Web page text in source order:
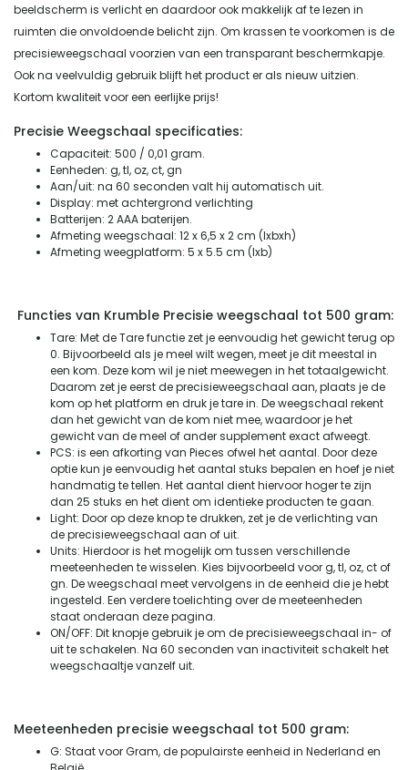
beeldscherm is verlicht en daardoor ook makkelijk af te lezen in
ruimten die onvoldoende belicht zijn. Om krassen te voorkomen is de
precisieweegschaal voorzien van een transparant beschermkapje.
Ook na veelvuldig gebruik blijft het product er als nieuw uitzien.
Kortom kwaliteit voor een eerlijke prijs!
Precisie Weegschaal specificaties:
Capaciteit: 500 / 0,01 gram.
Eenheden: g, tl, oz, ct, gn
Aan/uit: na 60 seconden valt hij automatisch uit.
Display: met achtergrond verlichting
Batterijen: 2 AAA baterijen.
Afmeting weegschaal: 12 x 6,5 x 2 cm (lxbxh)
Afmeting weegplatform: 5 x 5.5 cm (lxb)
Functies van Krumble Precisie weegschaal tot 500 gram:
Tare: Met de Tare functie zet je eenvoudig het gewicht terug op
0. Bijvoorbeeld als je meel wilt wegen, meet je dit meestal in
een kom. Deze kom wil je niet meewegen in het totaalgewicht.
Daarom zet je eerst de precisieweegschaal aan, plaats je de
kom op het platform en druk je tare in. De weegschaal rekent
dan het gewicht van de kom niet mee, waardoor je het
gewicht van de meel of ander supplement exact afweegt.
PCS: is een afkorting van Pieces ofwel het aantal. Door deze
optie kun je eenvoudig het aantal stuks bepalen en hoef je niet
handmatig te tellen. Het aantal dient hiervoor hoger te zijn
dan 25 stuks en het dient om identieke producten te gaan.
Light: Door op deze knop te drukken, zet je de verlichting van
de precisieweegschaal aan of uit.
Units: Hierdoor is het mogelijk om tussen verschillende
meeteenheden te wisselen. Kies bijvoorbeeld voor g, tl, oz, ct of
gn. De weegschaal meet vervolgens in de eenheid die je hebt
ingesteld. Een verdere toelichting over de meeteenheden
staat onderaan deze pagina.
ON/OFF: Dit knopje gebruik je om de precisieweegschaal in- of
uit te schakelen. Na 60 seconden van inactiviteit schakelt het
weegschaaltje vanzelf uit.
Meeteenheden precisie weegschaal tot 500 gram:
G: Staat voor Gram, de populairste eenheid in Nederland en